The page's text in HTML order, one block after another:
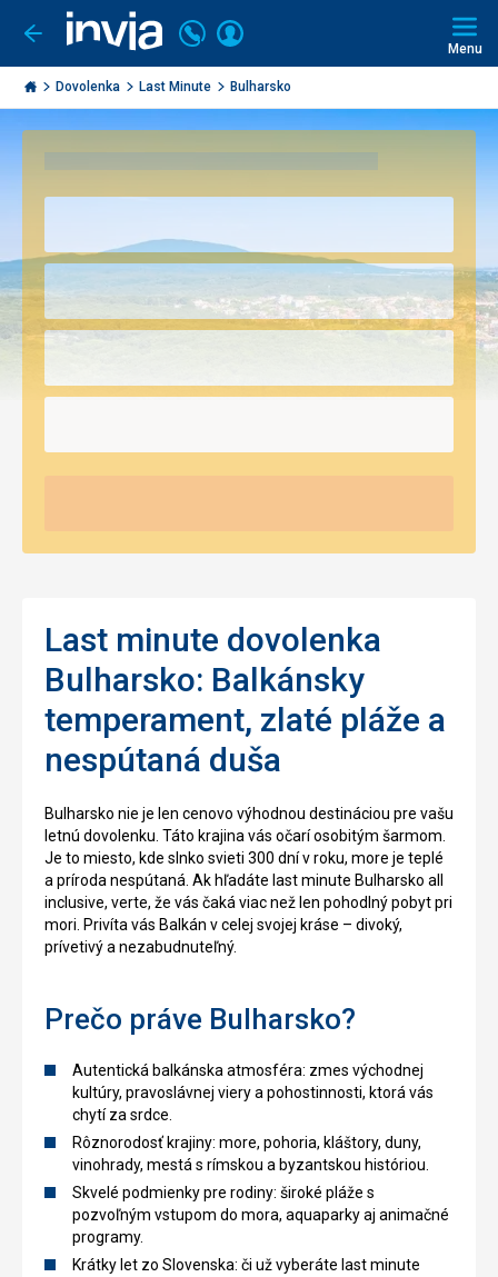
Ísť
späť
Invia.sk
Volajte
+421
2
3221
0491
Prihlásiť
Menu
Dovolenka Last Minute Bulharsko
Last minute dovolenka
Bulharsko: Balkánsky
temperament, zlaté pláže a
nespútaná duša
Bulharsko nie je len cenovo výhodnou destináciou pre vašu
letnú dovolenku. Táto krajina vás očarí osobitým šarmom.
Je to miesto, kde slnko svieti 300 dní v roku, more je teplé
a príroda nespútaná. Ak hľadáte last minute Bulharsko all
inclusive, verte, že vás čaká viac než len pohodlný pobyt pri
mori. Privíta vás Balkán v celej svojej kráse – divoký,
prívetivý a nezabudnuteľný.
Prečo práve Bulharsko?
Autentická balkánska atmosféra: zmes východnej
kultúry, pravoslávnej viery a pohostinnosti, ktorá vás
chytí za srdce.
Rôznorodosť krajiny: more, pohoria, kláštory, duny,
vinohrady, mestá s rímskou a byzantskou históriou.
Skvelé podmienky pre rodiny: široké pláže s
pozvoľným vstupom do mora, aquaparky aj animačné
programy.
Krátky let zo Slovenska: či už vyberáte last minute